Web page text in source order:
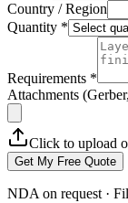
Country / Region
Quantity *
Requirements *
Attachments
Click to upload
Get My Free Quote
NDA on request ·